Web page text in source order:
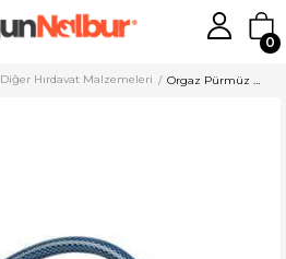
0
Diğer Hırdavat Malzemeleri